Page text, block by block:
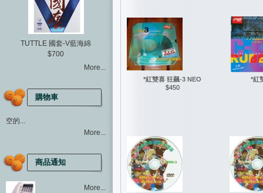
TUTTLE 國套-V藍海綿
$700
More...
購物車
空的...
More...
商品通知
More...
*紅雙喜 狂飆-3 NEO
$450
*紅